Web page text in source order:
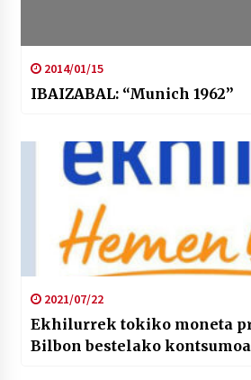
2014/01/15
IBAIZABAL: “Munich 1962”
2021/07/22
Ekhilurrek tokiko moneta
Bilbon bestelako